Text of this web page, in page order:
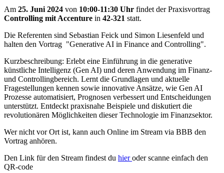
Am 25. Juni 2024 von 10:00-11:30 Uhr findet der Praxisvortrag
Controlling mit Accenture in 42-321 statt.
Die Referenten sind Sebastian Feick und Simon Liesenfeld und
halten den Vortrag "Generative AI in Finance and Controlling".
Kurzbeschreibung: Erlebt eine Einführung in die generative
künstliche Intelligenz (Gen AI) und deren Anwendung im Finanz-
und Controllingbereich. Lernt die Grundlagen und aktuelle
Fragestellungen kennen sowie innovative Ansätze, wie Gen AI
Prozesse automatisiert, Prognosen verbessert und Entscheidungen
unterstützt. Entdeckt praxisnahe Beispiele und diskutiert die
revolutionären Möglichkeiten dieser Technologie im Finanzsektor.
Wer nicht vor Ort ist, kann auch Online im Stream via BBB den
Vortrag anhören.
Den Link für den Stream findest du hieroder scanne einfach den
QR-code